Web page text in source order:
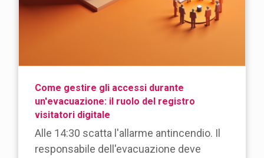
Come gestire gli accessi durante
un'evacuazione: il ruolo del registro
visitatori digitale
Alle 14:30 scatta l'allarme antincendio. Il
responsabile dell'evacuazione deve